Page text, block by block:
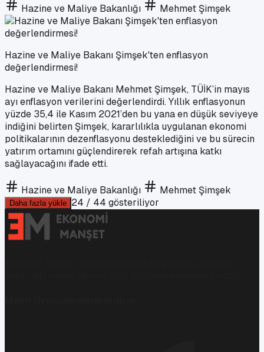
Hazine ve Maliye Bakanlığı Mehmet Şimşek
Hazine ve Maliye Bakanı Şimşek'ten enflasyon
değerlendirmesi!
Hazine ve Maliye Bakanı Mehmet Şimşek, TÜİK’in mayıs
ayı enflasyon verilerini değerlendirdi. Yıllık enflasyonun
yüzde 35,4 ile Kasım 2021’den bu yana en düşük seviyeye
indiğini belirten Şimşek, kararlılıkla uygulanan ekonomi
politikalarının dezenflasyonu desteklediğini ve bu sürecin
yatırım ortamını güçlendirerek refah artışına katkı
sağlayacağını ifade etti.
Hazine ve Maliye Bakanlığı Mehmet Şimşek
Daha fazla yükle 24 / 44 gösteriliyor